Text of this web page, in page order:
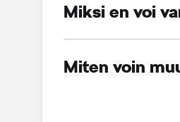
Miksi en voi
Miten voin